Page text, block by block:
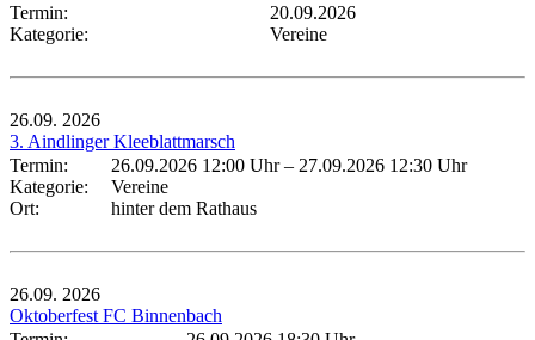
Termin:
20.09.2026
Kategorie:
Vereine
26.09. 2026
3. Aindlinger Kleeblattmarsch
Termin:
26.09.2026 12:00 Uhr– 27.09.2026 12:30 Uhr
Kategorie:
Vereine
Ort:
hinter dem Rathaus
26.09. 2026
Oktoberfest FC Binnenbach